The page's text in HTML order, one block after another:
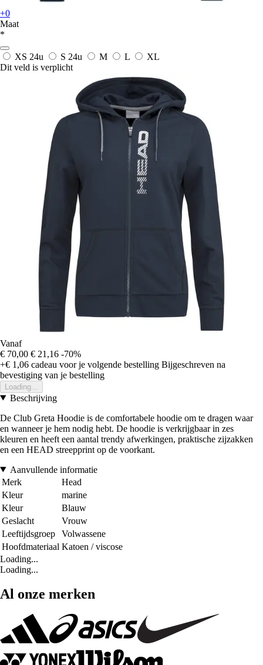
+0
Maat
*
XS 24u S 24u M L
XL
Dit veld is verplicht
Vanaf
€ 70,00 € 21,16 -70%
+€ 1,06 cadeau voor je volgende bestelling Bijgeschreven na
bevestiging van je bestelling
Loading...
Beschrijving
De Club Greta Hoodie is de comfortabele hoodie om te dragen waar
en wanneer je hem nodig hebt. De hoodie is verkrijgbaar in zes
kleuren en heeft een aantal trendy afwerkingen, praktische zijzakken
en een HEAD streepprint op de voorkant.
Aanvullende informatie
Merk
Head
Kleur
marine
Kleur
Blauw
Geslacht
Vrouw
Leeftijdsgroep
Volwassene
Hoofdmateriaal Katoen / viscose
Loading...
Loading...
Al onze merken